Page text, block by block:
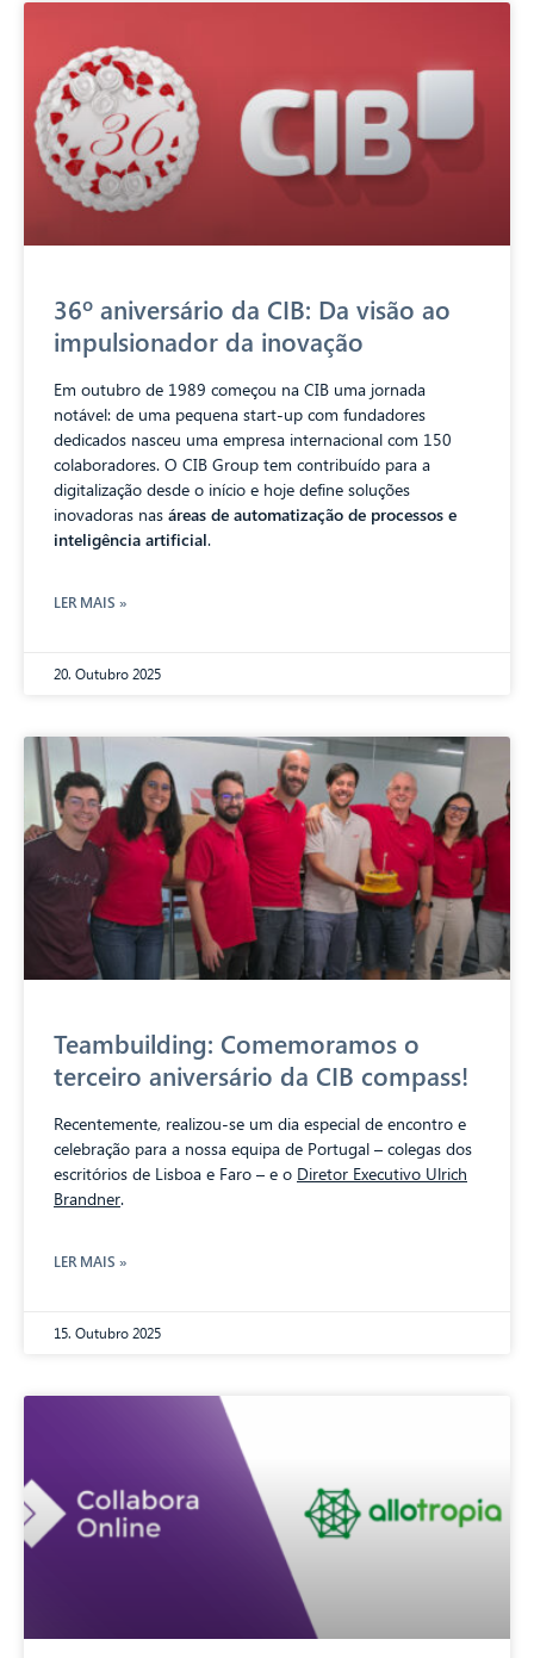
36º aniversário da CIB: Da visão ao
impulsionador da inovação
Em outubro de 1989 começou na CIB uma jornada
notável: de uma pequena start-up com fundadores
dedicados nasceu uma empresa internacional com 150
colaboradores. O CIB Group tem contribuído para a
digitalização desde o início e hoje define soluções
inovadoras nas áreas de automatização de processos e
inteligência artificial.
LER MAIS »
20. Outubro 2025
Teambuilding: Comemoramos o
terceiro aniversário da CIB compass!
Recentemente, realizou-se um dia especial de encontro e
celebração para a nossa equipa de Portugal – colegas dos
escritórios de Lisboa e Faro – e o Diretor Executivo Ulrich
Brandner.
LER MAIS »
15. Outubro 2025